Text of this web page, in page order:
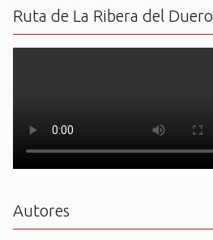
Ruta de La Ribera del Duero
Autores